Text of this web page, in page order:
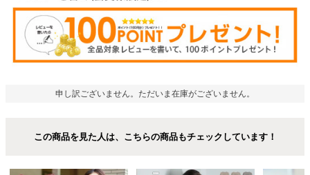
申し訳ございません。ただいま在庫がございません。
この商品を見た人は、こちらの商品もチェックしています！